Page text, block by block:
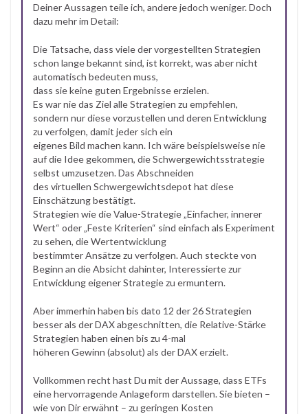
Deiner Aussagen teile ich, andere jedoch weniger. Doch
dazu mehr im Detail:
Die Tatsache, dass viele der vorgestellten Strategien
schon lange bekannt sind, ist korrekt, was aber nicht
automatisch bedeuten muss,
dass sie keine guten Ergebnisse erzielen.
Es war nie das Ziel alle Strategien zu empfehlen,
sondern nur diese vorzustellen und deren Entwicklung
zu verfolgen, damit jeder sich ein
eigenes Bild machen kann. Ich wäre beispielsweise nie
auf die Idee gekommen, die Schwergewichtsstrategie
selbst umzusetzen. Das Abschneiden
des virtuellen Schwergewichtsdepot hat diese
Einschätzung bestätigt.
Strategien wie die Value-Strategie „Einfacher, innerer
Wert“ oder „Feste Kriterien“ sind einfach als Experiment
zu sehen, die Wertentwicklung
bestimmter Ansätze zu verfolgen. Auch steckte von
Beginn an die Absicht dahinter, Interessierte zur
Entwicklung eigener Strategie zu ermuntern.
Aber immerhin haben bis dato 12 der 26 Strategien
besser als der DAX abgeschnitten, die Relative-Stärke
Strategien haben einen bis zu 4-mal
höheren Gewinn (absolut) als der DAX erzielt.
Vollkommen recht hast Du mit der Aussage, dass ETFs
eine hervorragende Anlageform darstellen. Sie bieten –
wie von Dir erwähnt – zu geringen Kosten